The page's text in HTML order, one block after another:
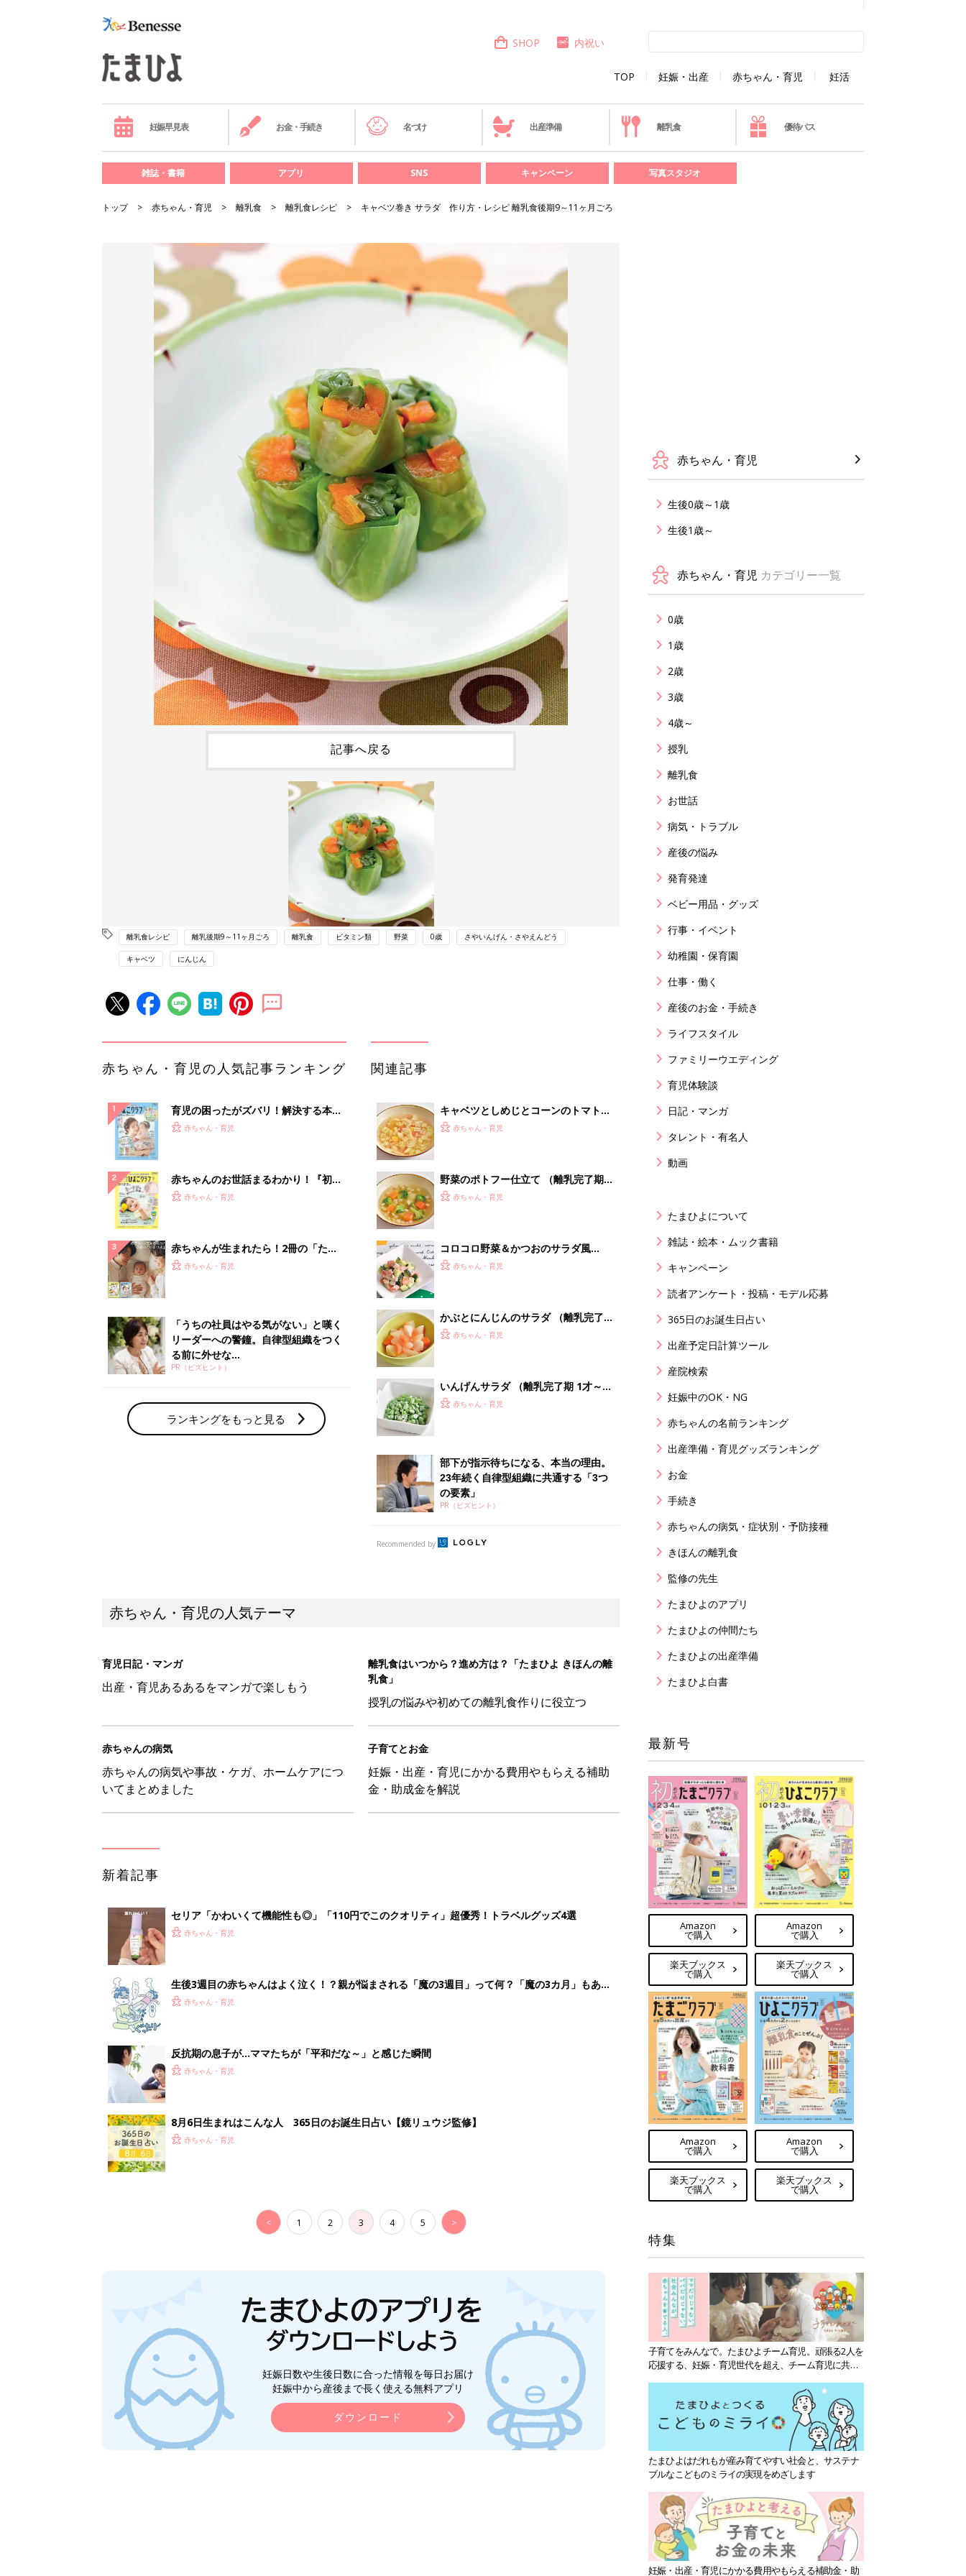
TOP 妊娠・出産 赤ちゃん・育児 妊活
SHOP 内祝い
妊娠早見表 お金・手続き 名づけ 出産準備 離乳食 優待パス
雑誌・書籍 アプリ SNS キャンペーン 写真スタジオ
トップ 赤ちゃん・育児 離乳食 離乳食レシピ キャベツ巻き サラダ 作り方・レシピ 離乳食後期9～11ヶ月ごろ
記事へ戻る
離乳食レシピ 離乳後期9～11ヶ月ごろ 離乳食 ビタミン類 野菜 0歳 さやいんげん・さやえんどう
キャベツ にんじん
赤ちゃん・育児の人気記事ランキング
育児の困ったがズバリ！解決する本
『ひよこクラブ 夏号』 4カ月～2才
赤ちゃん・育児
赤ちゃんのお世話まるわかり！『初め
てのひよこクラブ 夏号』〈巻頭大特
解決テク
赤ちゃん・育児
赤ちゃんが生まれたら！2冊の「たま
ひよ」
赤ちゃん・育児
「うちの社員はやる気がない」と嘆く
リーダーへの警鐘。自律型組織をつく
る前に外せな...
PR（ビズヒント）
ランキングをもっと見る
関連記事
キャベツとしめじとコーンのトマトス
ープ （離乳完了期 1才～1才6カ月ご
赤ちゃん・育児
野菜のポトフー仕立て （離乳完了期 1
才～1才6カ月ごろ）
赤ちゃん・育児
コロコロ野菜＆かつおのサラダ風
（離乳完了期 1才～1才6カ月ごろ）
赤ちゃん・育児
かぶとにんじんのサラダ （離乳完了
期 1才～1才6カ月ごろ）
赤ちゃん・育児
いんげんサラダ （離乳完了期 1才～1
才6カ月ごろ）
赤ちゃん・育児
部下が指示待ちになる、本当の理由。
23年続く自律型組織に共通する「3つ
の要素」
PR（ビズヒント）
Recommended by
赤ちゃん・育児の人気テーマ
育児日記・マンガ
出産・育児あるあるをマンガで楽しもう
離乳食はいつから？進め方は？「たまひよ きほんの離
乳食」
授乳の悩みや初めての離乳食作りに役立つ
赤ちゃんの病気
赤ちゃんの病気や事故・ケガ、ホームケアにつ
いてまとめました
子育てとお金
妊娠・出産・育児にかかる費用やもらえる補助
金・助成金を解説
新着記事
セリア「かわいくて機能性も◎」「110円でこのクオリティ」超優秀！トラベルグッズ4選
赤ちゃん・育児
生後3週目の赤ちゃんはよく泣く！？親が悩まされる「魔の3週目」って何？「魔の3カ月」もある
って本当？【専門家】
赤ちゃん・育児
反抗期の息子が...ママたちが「平和だな～」と感じた瞬間
赤ちゃん・育児
8月6日生まれはこんな人 365日のお誕生日占い【鏡リュウジ監修】
赤ちゃん・育児
< 1 2 3 4 5 >
妊娠日数や生後日数に合った情報を毎日お届け
妊娠中から産後まで長く使える無料アプリ
ダウンロード
赤ちゃん・育児
生後0歳～1歳
生後1歳～
赤ちゃん・育児 カテゴリー一覧
0歳
1歳
2歳
3歳
4歳～
授乳
離乳食
お世話
病気・トラブル
産後の悩み
発育発達
ベビー用品・グッズ
行事・イベント
幼稚園・保育園
仕事・働く
産後のお金・手続き
ライフスタイル
ファミリーウエディング
育児体験談
日記・マンガ
タレント・有名人
動画
たまひよについて
雑誌・絵本・ムック書籍
キャンペーン
読者アンケート・投稿・モデル応募
365日のお誕生日占い
出産予定日計算ツール
産院検索
妊娠中のOK・NG
赤ちゃんの名前ランキング
出産準備・育児グッズランキング
お金
手続き
赤ちゃんの病気・症状別・予防接種
きほんの離乳食
監修の先生
たまひよのアプリ
たまひよの仲間たち
たまひよの出産準備
たまひよ白書
最新号
Amazon
で購入
楽天ブックス
で購入
Amazon
で購入
楽天ブックス
で購入
Amazon
で購入
楽天ブックス
で購入
Amazon
で購入
楽天ブックス
で購入
特集
子育てをみんなで。たまひよチーム育児。頑張る2人を
応援する、妊娠・育児世代を超え、チーム育児に共感
たまひよはだれもが産み育てやすい社会と、サステナ
ブルなこどものミライの実現をめざします
妊娠・出産・育児にかかる費用やもらえる補助金・助